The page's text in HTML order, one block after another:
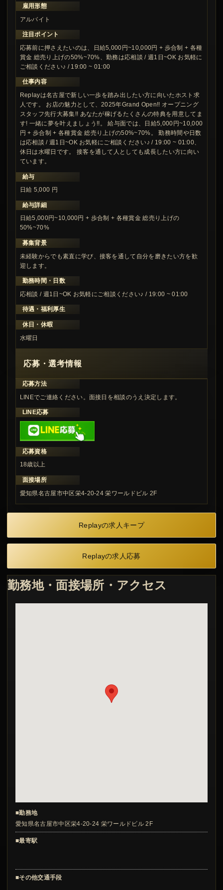
雇用形態
アルバイト
注目ポイント
応募前に押さえたいのは、日給5,000円~10,000円 + 歩合制 + 各種
賞金 総売り上げの50%~70%、勤務は応相談 / 週1日~OK お気軽に
ご相談ください♪ / 19:00 ~ 01:00
仕事内容
Replayは名古屋で新しい一歩を踏み出したい方に向いたホスト求
人です。 お店の魅力として、2025年Grand Open!! オープニング
スタッフ先行大募集!! あなたが稼げるたくさんの特典を用意してま
す! 一緒に夢を叶えましょう!!。 給与面では、日給5,000円~10,000
円 + 歩合制 + 各種賞金 総売り上げの50%~70%。 勤務時間や日数
は応相談 / 週1日~OK お気軽にご相談ください♪ / 19:00 ~ 01:00、
休日は水曜日です。 接客を通して人としても成長したい方に向い
ています。
給与
日給 5,000 円
給与詳細
日給5,000円~10,000円 + 歩合制 + 各種賞金 総売り上げの
50%~70%
募集背景
未経験からでも素直に学び、接客を通して自分を磨きたい方を歓
迎します。
勤務時間・日数
応相談 / 週1日~OK お気軽にご相談ください♪ / 19:00 ~ 01:00
待遇・福利厚生
休日・休暇
水曜日
応募・選考情報
応募方法
LINEでご連絡ください。面接日を相談のうえ決定します。
LINE応募
応募資格
18歳以上
面接場所
愛知県名古屋市中区栄4-20-24 栄ワールドビル 2F
Replayの求人キープ
Replayの求人応募
勤務地・面接場所・アクセス
■勤務地
愛知県名古屋市中区栄4-20-24 栄ワールドビル 2F
■最寄駅
■その他交通手段